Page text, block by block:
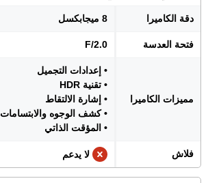
دقة الكاميرا 8 ميجابكسل
فتحة العدسة F/2.0
مميزات الكاميرا
• إعدادات التجميل
• تقنية HDR
• إشارة الالتقاط
• كشف الوجوه والابتسامات
• المؤقت الذاتي
فلاش لا يدعم